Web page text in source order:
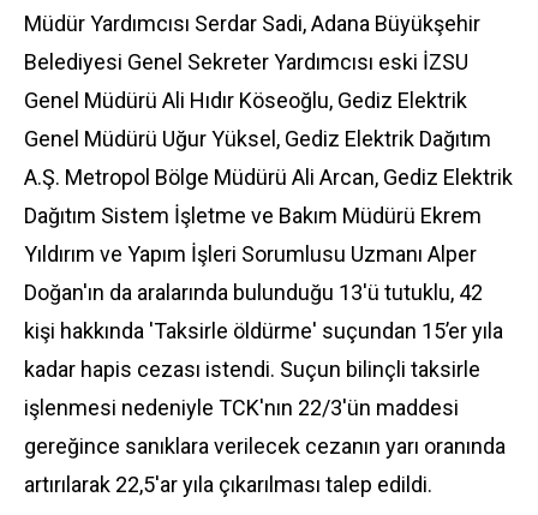
Müdür Yardımcısı Serdar Sadi, Adana Büyükşehir
Belediyesi Genel Sekreter Yardımcısı eski İZSU
Genel Müdürü Ali Hıdır Köseoğlu, Gediz Elektrik
Genel Müdürü Uğur Yüksel, Gediz Elektrik Dağıtım
A.Ş. Metropol Bölge Müdürü Ali Arcan, Gediz Elektrik
Dağıtım Sistem İşletme ve Bakım Müdürü Ekrem
Yıldırım ve Yapım İşleri Sorumlusu Uzmanı Alper
Doğan'ın da aralarında bulunduğu 13'ü tutuklu, 42
kişi hakkında 'Taksirle öldürme' suçundan 15’er yıla
kadar hapis cezası istendi. Suçun bilinçli taksirle
işlenmesi nedeniyle TCK'nın 22/3'ün maddesi
gereğince sanıklara verilecek cezanın yarı oranında
artırılarak 22,5'ar yıla çıkarılması talep edildi.